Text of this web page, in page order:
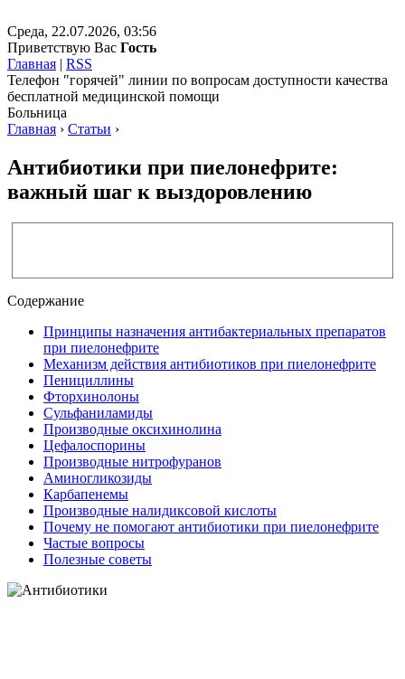
Среда, 22.07.2026, 03:56
Приветствую Вас Гость
Главная | RSS
Телефон "горячей" линии по вопросам доступности качества
бесплатной медицинской помощи
Больница
Главная › Статьи ›
Антибиотики при пиелонефрите:
важный шаг к выздоровлению
Содержание
Принципы назначения антибактериальных препаратов
при пиелонефрите
Механизм действия антибиотиков при пиелонефрите
Пенициллины
Фторхинолоны
Сульфаниламиды
Производные оксихинолина
Цефалоспорины
Производные нитрофуранов
Аминогликозиды
Карбапенемы
Производные налидиксовой кислоты
Почему не помогают антибиотики при пиелонефрите
Частые вопросы
Полезные советы